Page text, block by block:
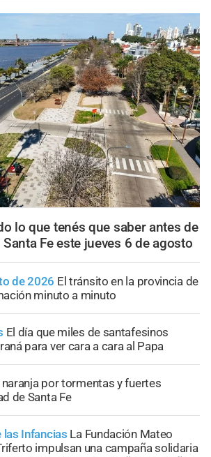
lo que tenés que saber antes de
Fe este jueves 6 de agosto
de 2026 El tránsito en la provincia de
minuto a minuto
El día que miles de santafesinos
para ver cara a cara al Papa
por tormentas y fuertes
de Santa Fe
las Infancias La Fundación Mateo
impulsan una campaña solidaria